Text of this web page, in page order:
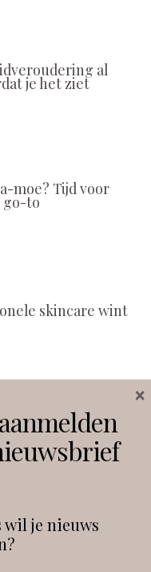
al
je het ziet
moe? Tijd voor
go-to
skincare wint
Facebook
wil je nieuws
×